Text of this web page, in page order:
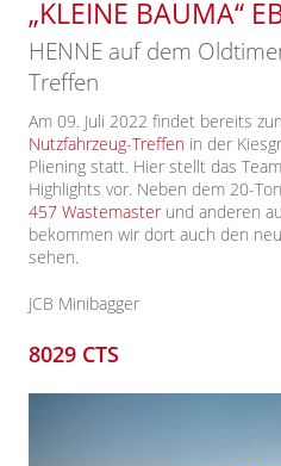
„KLEINE BAUMA“
HENNE auf dem
Treffen
Am 09. Juli 2022 findet bereits
Nutzfahrzeug-Treffen in der
Pliening statt. Hier stellt das
Highlights vor. Neben dem 20-
457 Wastemaster und anderen
bekommen wir dort auch den
sehen.
JCB Minibagger
8029 CTS